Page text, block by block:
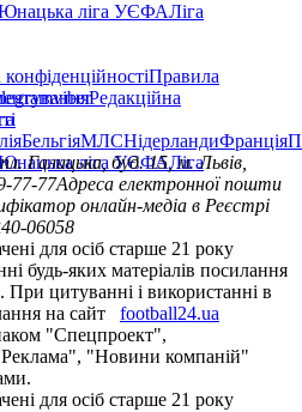
ліга УЄФАЛіга
Правила
Редакційна
viber
БельгіяМЛСНідерландиФранція
ліга УЄФАЛіга
пл. Галицька, буд. 15, м. Львів,
77-77Адреса електронної пошти
онлайн-медіа в Реєстрі
06058
для осіб старше 21 року
будь-яких матеріалів посилання
цитуванні і використанні в
на сайт
football24.ua
"Спецпроект",
"Новини компаній"
для осіб старше 21 року